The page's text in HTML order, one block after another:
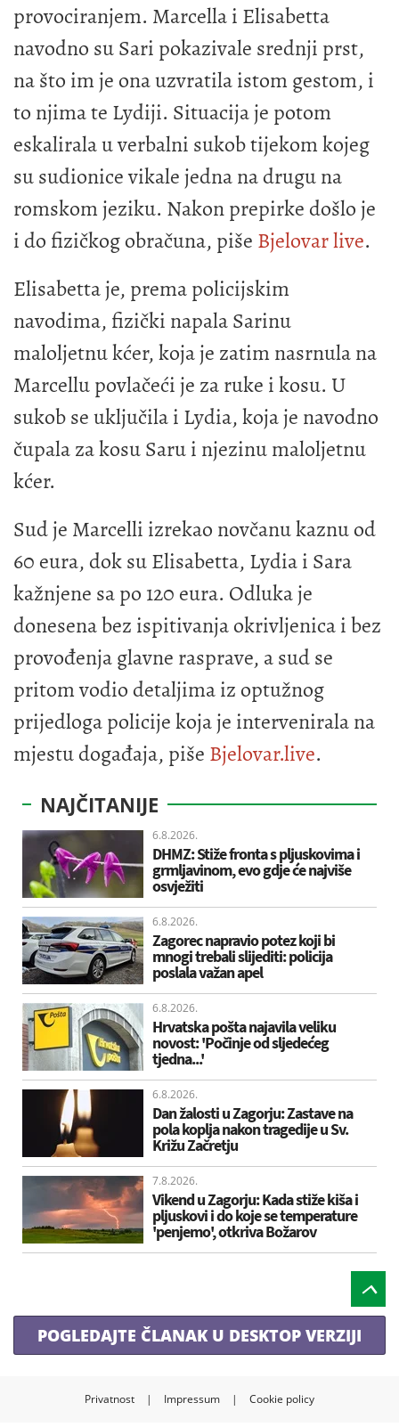
provociranjem. Marcella i Elisabetta
navodno su Sari pokazivale srednji prst,
na što im je ona uzvratila istom gestom, i
to njima te Lydiji. Situacija je potom
eskalirala u verbalni sukob tijekom kojeg
su sudionice vikale jedna na drugu na
romskom jeziku. Nakon prepirke došlo je
i do fizičkog obračuna, piše Bjelovar live.
Elisabetta je, prema policijskim
navodima, fizički napala Sarinu
maloljetnu kćer, koja je zatim nasrnula na
Marcellu povlačeći je za ruke i kosu. U
sukob se uključila i Lydia, koja je navodno
čupala za kosu Saru i njezinu maloljetnu
kćer.
Sud je Marcelli izrekao novčanu kaznu od
60 eura, dok su Elisabetta, Lydia i Sara
kažnjene sa po 120 eura. Odluka je
donesena bez ispitivanja okrivljenica i bez
provođenja glavne rasprave, a sud se
pritom vodio detaljima iz optužnog
prijedloga policije koja je intervenirala na
mjestu događaja, piše Bjelovar.live.
NAJČITANIJE
6.8.2026.
DHMZ: Stiže fronta s pljuskovima i
grmljavinom, evo gdje će najviše
osvježiti
6.8.2026.
Zagorec napravio potez koji bi
mnogi trebali slijediti: policija
poslala važan apel
6.8.2026.
Hrvatska pošta najavila veliku
novost: 'Počinje od sljedećeg
tjedna...'
6.8.2026.
Dan žalosti u Zagorju: Zastave na
pola koplja nakon tragedije u Sv.
Križu Začretju
7.8.2026.
Vikend u Zagorju: Kada stiže kiša i
pljuskovi i do koje se temperature
'penjemo', otkriva Božarov
POGLEDAJTE ČLANAK U DESKTOP VERZIJI
Privatnost | Impressum | Cookie policy